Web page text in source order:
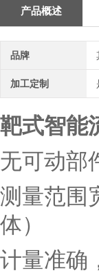
产品概述
品牌
加工定制
靶式智能
无可动部
测量范围
体）
计量准确